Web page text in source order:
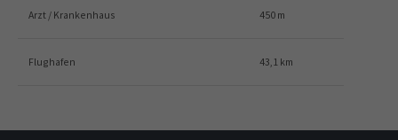
Arzt / Krankenhaus 450 m
Flughafen 43,1 km